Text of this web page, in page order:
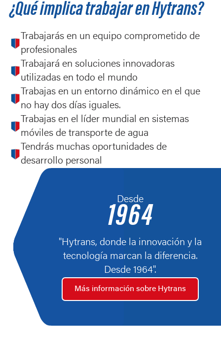
¿Qué implica trabajar en Hytrans?
Trabajarás en un equipo comprometido de
profesionales
Trabajará en soluciones innovadoras
utilizadas en todo el mundo
Trabajas en un entorno dinámico en el que
no hay dos días iguales.
Trabajas en el líder mundial en sistemas
móviles de transporte de agua
Tendrás muchas oportunidades de
desarrollo personal
Desde
1964
"Hytrans, donde la innovación y la
tecnología marcan la diferencia.
Desde 1964".
Más información sobre Hytrans